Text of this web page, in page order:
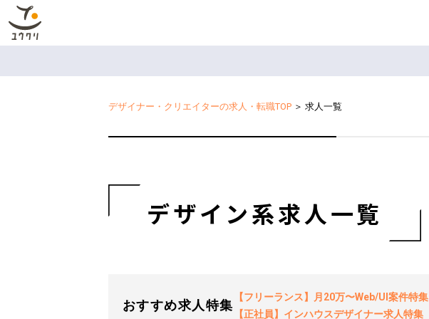
デザイナー・クリエイターの求人・転職TOP ＞ 求人一覧
デザイン系求人一覧
おすすめ求人特集
【フリーランス】月20万〜Web/UI案件特集
【正社員】インハウスデザイナー求人特集